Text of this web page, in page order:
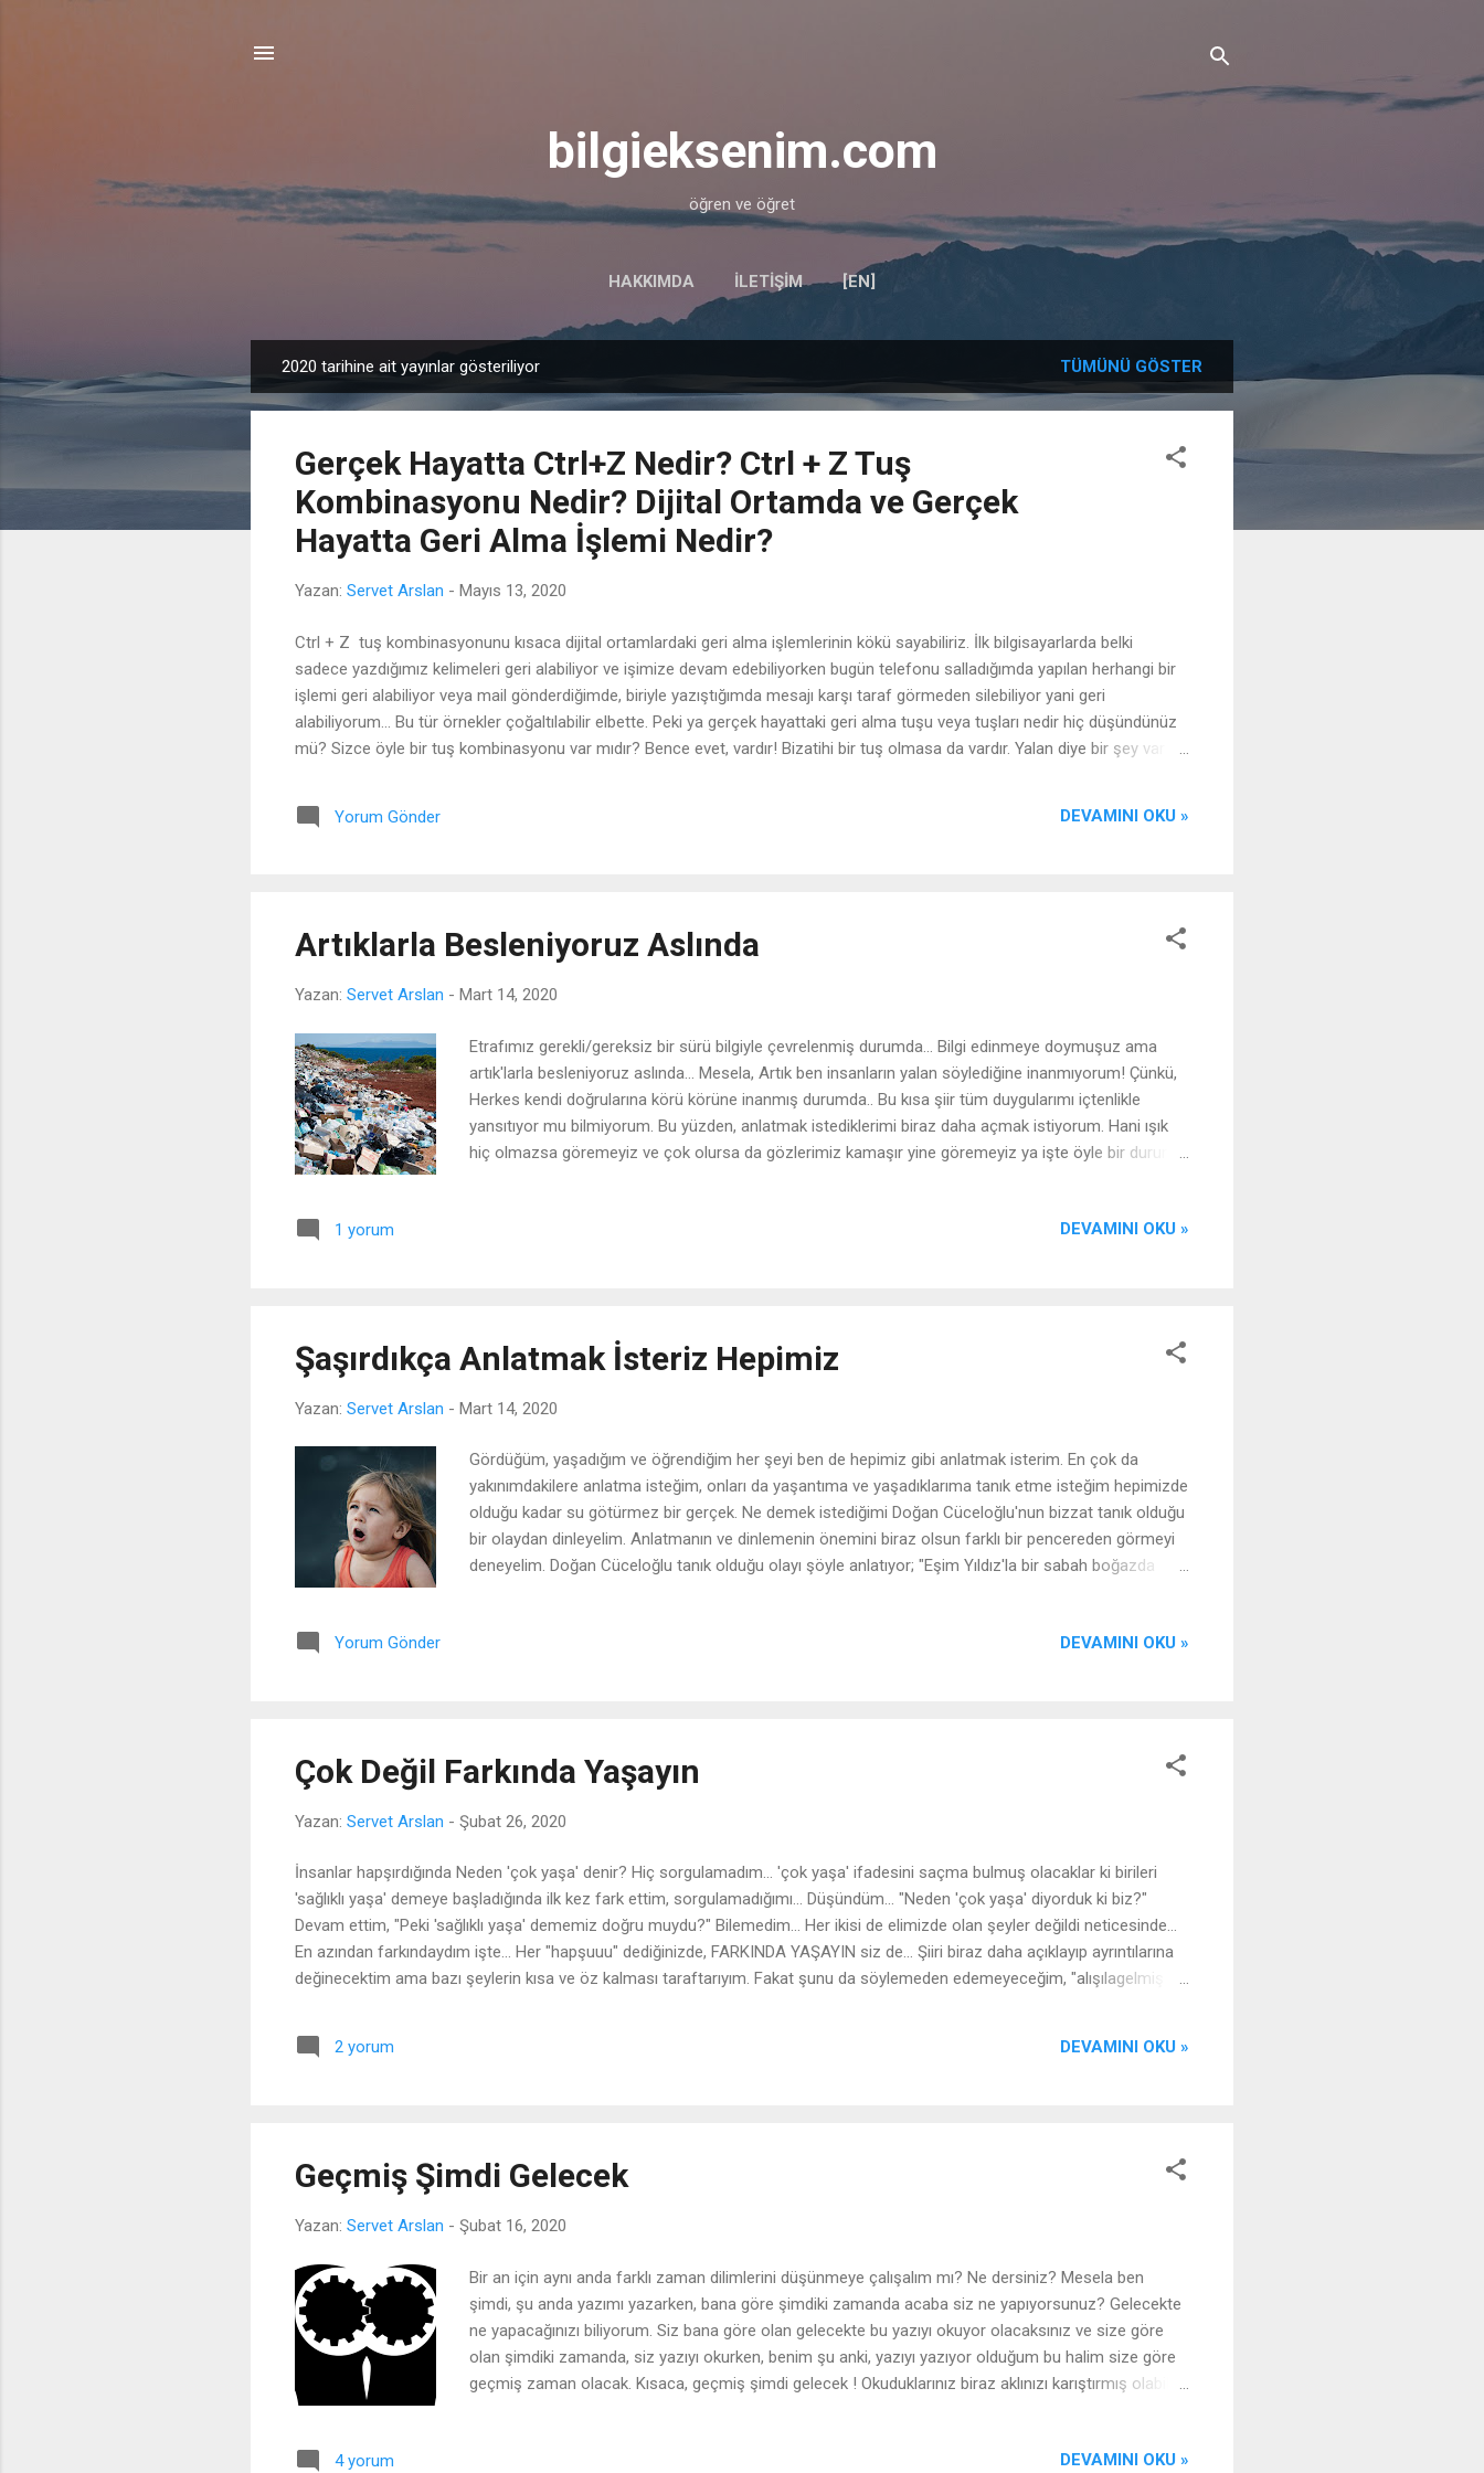
bilgieksenim.com
öğren ve öğret
HAKKIMDA İLETIŞIM [EN]
a
2020 tarihine ait yayınlar gösteriliyor TÜMÜNÜ GÖSTER
Gerçek Hayatta Ctrl+Z Nedir? Ctrl + Z Tuş
Kombinasyonu Nedir? Dijital Ortamda ve Gerçek
Hayatta Geri Alma İşlemi Nedir?
Yazan: Servet Arslan - Mayıs 13, 2020
Ctrl + Z tuş kombinasyonunu kısaca dijital ortamlardaki geri alma işlemlerinin kökü sayabiliriz. İlk bilgisayarlarda belki
sadece yazdığımız kelimeleri geri alabiliyor ve işimize devam edebiliyorken bugün telefonu salladığımda yapılan herhangi bir
işlemi geri alabiliyor veya mail gönderdiğimde, biriyle yazıştığımda mesajı karşı taraf görmeden silebiliyor yani geri
alabiliyorum... Bu tür örnekler çoğaltılabilir elbette. Peki ya gerçek hayattaki geri alma tuşu veya tuşları nedir hiç düşündünüz
mü? Sizce öyle bir tuş kombinasyonu var mıdır? Bence evet, vardır! Bizatihi bir tuş olmasa da vardır. Yalan diye bir şey var
açık bir örnek olarak, yaralarımızı eski haline çeviren sağlık sistemlerimiz, ilaçlarımız var... Veya tamir adı altında ç...
Yorum Gönder DEVAMINI OKU »
Artıklarla Besleniyoruz Aslında
Yazan: Servet Arslan - Mart 14, 2020
Etrafımız gerekli/gereksiz bir sürü bilgiyle çevrelenmiş durumda... Bilgi edinmeye doymuşuz ama
artık'larla besleniyoruz aslında... Mesela, Artık ben insanların yalan söylediğine inanmıyorum! Çünkü,
Herkes kendi doğrularına körü körüne inanmış durumda.. Bu kısa şiir tüm duygularımı içtenlikle
yansıtıyor mu bilmiyorum. Bu yüzden, anlatmak istediklerimi biraz daha açmak istiyorum. Hani ışık
hiç olmazsa göremeyiz ve çok olursa da gözlerimiz kamaşır yine göremeyiz ya işte öyle bir durumla
insanlar gerçekten de bilgiye zar zor ulaşıyorlardı. Her yerde bilge insan yok, her yerde bir bilen yok,
1 yorum DEVAMINI OKU »
Şaşırdıkça Anlatmak İsteriz Hepimiz
Yazan: Servet Arslan - Mart 14, 2020
Gördüğüm, yaşadığım ve öğrendiğim her şeyi ben de hepimiz gibi anlatmak isterim. En çok da
yakınımdakilere anlatma isteğim, onları da yaşantıma ve yaşadıklarıma tanık etme isteğim hepimizde
olduğu kadar su götürmez bir gerçek. Ne demek istediğimi Doğan Cüceloğlu'nun bizzat tanık olduğu
bir olaydan dinleyelim. Anlatmanın ve dinlemenin önemini biraz olsun farklı bir pencereden görmeyi
deneyelim. Doğan Cüceloğlu tanık olduğu olayı şöyle anlatıyor; "Eşim Yıldız'la bir sabah boğazda
masadan bir ses, 'aa küçük Hakan geldi' dedi. Çocuğun annesi beni fark etti, merhabalaştık. Sonra
Yorum Gönder DEVAMINI OKU »
Çok Değil Farkında Yaşayın
Yazan: Servet Arslan - Şubat 26, 2020
İnsanlar hapşırdığında Neden 'çok yaşa' denir? Hiç sorgulamadım... 'çok yaşa' ifadesini saçma bulmuş olacaklar ki birileri
'sağlıklı yaşa' demeye başladığında ilk kez fark ettim, sorgulamadığımı... Düşündüm... "Neden 'çok yaşa' diyorduk ki biz?"
Devam ettim, "Peki 'sağlıklı yaşa' dememiz doğru muydu?" Bilemedim... Her ikisi de elimizde olan şeyler değildi neticesinde...
En azından farkındaydım işte... Her "hapşuuu" dediğinizde, FARKINDA YAŞAYIN siz de... Şiiri biraz daha açıklayıp ayrıntılarına
değinecektim ama bazı şeylerin kısa ve öz kalması taraftarıyım. Fakat şunu da söylemeden edemeyeceğim, "alışılagelmiş
kaldırılmıştır.)
2 yorum DEVAMINI OKU »
Geçmiş Şimdi Gelecek
Yazan: Servet Arslan - Şubat 16, 2020
Bir an için aynı anda farklı zaman dilimlerini düşünmeye çalışalım mı? Ne dersiniz? Mesela ben
şimdi, şu anda yazımı yazarken, bana göre şimdiki zamanda acaba siz ne yapıyorsunuz? Gelecekte
ne yapacağınızı biliyorum. Siz bana göre olan gelecekte bu yazıyı okuyor olacaksınız ve size göre
olan şimdiki zamanda, siz yazıyı okurken, benim şu anki, yazıyı yazıyor olduğum bu halim size göre
geçmiş zaman olacak. Kısaca, geçmiş şimdi gelecek ! Okuduklarınız biraz aklınızı karıştırmış olabilir.
edeceğimi bilmiyor olduğum zaman. Henüz bu satırları nasıl yazacağımı düşünüyor olduğum an. -
4 yorum DEVAMINI OKU »